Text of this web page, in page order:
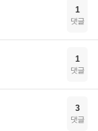
1
댓글
1
댓글
3
댓글